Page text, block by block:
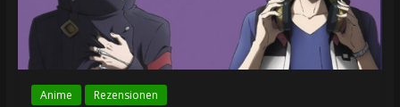
Anime Rezensionen